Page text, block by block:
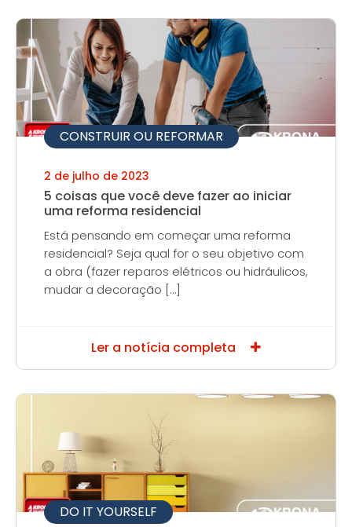
CONSTRUIR OU REFORMAR
2 de julho de 2023
5 coisas que você deve fazer ao iniciar
uma reforma residencial
Está pensando em começar uma reforma
residencial? Seja qual for o seu objetivo com
a obra (fazer reparos elétricos ou hidráulicos,
mudar a decoração […]
Ler a notícia completa
DO IT YOURSELF